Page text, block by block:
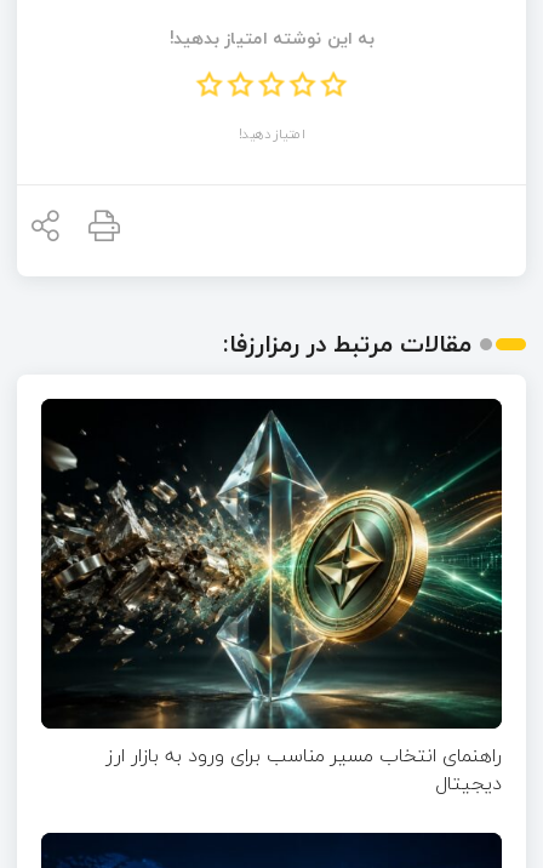
به این نوشته امتیاز بدهید!
امتیاز دهید!
مقالات مرتبط در رمزارزفا:
راهنمای انتخاب مسیر مناسب برای ورود به بازار ارز
دیجیتال